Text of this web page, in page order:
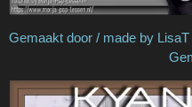
Gemaakt door
Gemaakt door /